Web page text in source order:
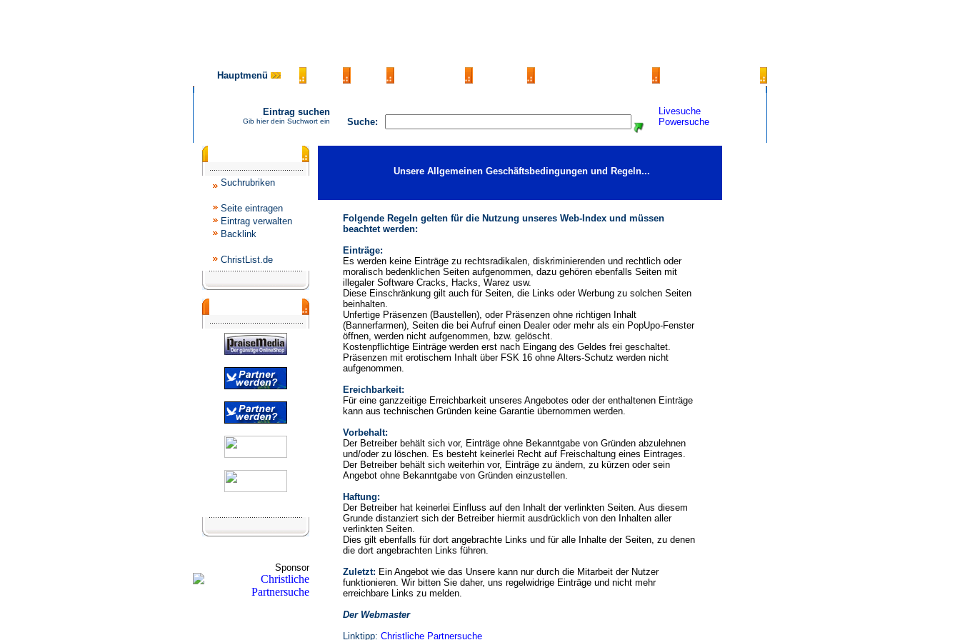
Hauptmenü
Suche:
Livesuche
Powersuche
Eintrag suchen
Gib hier dein Suchwort ein
Suchrubriken
Seite eintragen
Eintrag verwalten
Backlink
ChristList.de
Sponsor
Unsere Allgemeinen Geschäftsbedingungen und Regeln...
Folgende Regeln gelten für die Nutzung unseres Web-Index und müssen
beachtet werden:
Einträge:
Es werden keine Einträge zu rechtsradikalen, diskriminierenden und rechtlich oder
moralisch bedenklichen Seiten aufgenommen, dazu gehören ebenfalls Seiten mit
illegaler Software Cracks, Hacks, Warez usw.
Diese Einschränkung gilt auch für Seiten, die Links oder Werbung zu solchen Seiten
beinhalten.
Unfertige Präsenzen (Baustellen), oder Präsenzen ohne richtigen Inhalt
(Bannerfarmen), Seiten die bei Aufruf einen Dealer oder mehr als ein PopUpo-Fenster
öffnen, werden nicht aufgenommen, bzw. gelöscht.
Kostenpflichtige Einträge werden erst nach Eingang des Geldes frei geschaltet.
Präsenzen mit erotischem Inhalt über FSK 16 ohne Alters-Schutz werden nicht
aufgenommen.
Ereichbarkeit:
Für eine ganzzeitige Erreichbarkeit unseres Angebotes oder der enthaltenen Einträge
kann aus technischen Gründen keine Garantie übernommen werden.
Vorbehalt:
Der Betreiber behält sich vor, Einträge ohne Bekanntgabe von Gründen abzulehnen
und/oder zu löschen. Es besteht keinerlei Recht auf Freischaltung eines Eintrages.
Der Betreiber behält sich weiterhin vor, Einträge zu ändern, zu kürzen oder sein
Angebot ohne Bekanntgabe von Gründen einzustellen.
Haftung:
Der Betreiber hat keinerlei Einfluss auf den Inhalt der verlinkten Seiten. Aus diesem
Grunde distanziert sich der Betreiber hiermit ausdrücklich von den Inhalten aller
verlinkten Seiten.
Dies gilt ebenfalls für dort angebrachte Links und für alle Inhalte der Seiten, zu denen
die dort angebrachten Links führen.
Zuletzt: Ein Angebot wie das Unsere kann nur durch die Mitarbeit der Nutzer
funktionieren. Wir bitten Sie daher, uns regelwidrige Einträge und nicht mehr
erreichbare Links zu melden.
Der Webmaster
Linktipp: Christliche Partnersuche